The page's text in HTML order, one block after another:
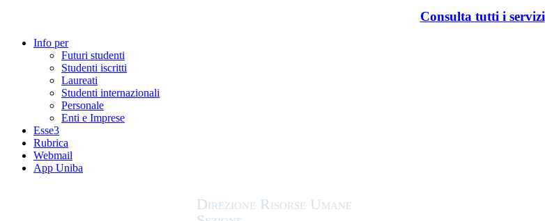
Consulta tutti i servizi
Info per
Futuri studenti
Studenti iscritti
Laureati
Studenti internazionali
Personale
Enti e Imprese
Esse3
Rubrica
Webmail
App Uniba